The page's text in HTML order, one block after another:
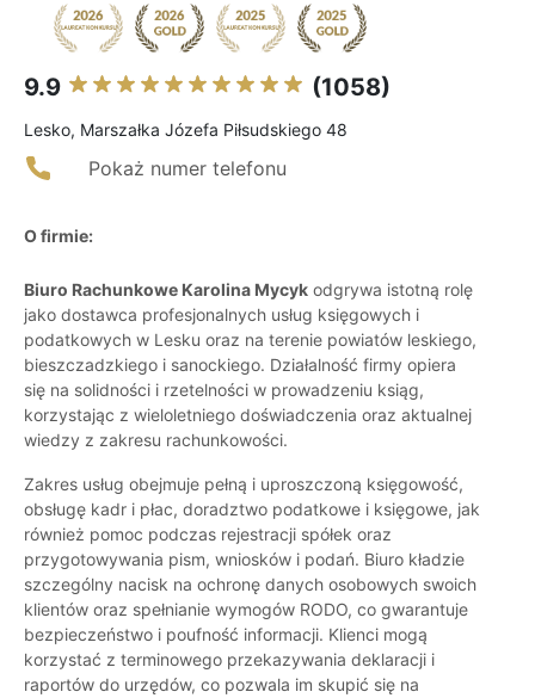
9.9 (1058)
Lesko, Marszałka Józefa Piłsudskiego 48
Pokaż numer telefonu
O firmie:
Biuro Rachunkowe Karolina Mycyk odgrywa istotną rolę
jako dostawca profesjonalnych usług księgowych i
podatkowych w Lesku oraz na terenie powiatów leskiego,
bieszczadzkiego i sanockiego. Działalność firmy opiera
się na solidności i rzetelności w prowadzeniu ksiąg,
korzystając z wieloletniego doświadczenia oraz aktualnej
wiedzy z zakresu rachunkowości.
Zakres usług obejmuje pełną i uproszczoną księgowość,
obsługę kadr i płac, doradztwo podatkowe i księgowe, jak
również pomoc podczas rejestracji spółek oraz
przygotowywania pism, wniosków i podań. Biuro kładzie
szczególny nacisk na ochronę danych osobowych swoich
klientów oraz spełnianie wymogów RODO, co gwarantuje
bezpieczeństwo i poufność informacji. Klienci mogą
korzystać z terminowego przekazywania deklaracji i
raportów do urzędów, co pozwala im skupić się na